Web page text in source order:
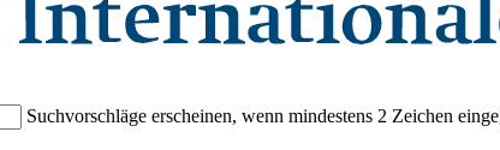
Suchvorschläge erscheinen, wenn mindestens 2 Zeichen